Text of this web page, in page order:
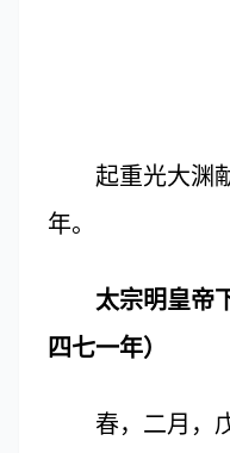
起重光大渊献
年。
太宗明皇帝
四七一年）
春，二月，戊